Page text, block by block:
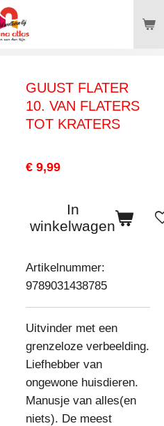
GUUST FLATER
10. VAN FLATERS
TOT KRATERS
€ 9,99
In
winkelwagen
Artikelnummer:
9789031438785
Uitvinder met een
grenzeloze verbeelding.
Liefhebber van
ongewone huisdieren.
Manusje van alles(en
niets). De meest